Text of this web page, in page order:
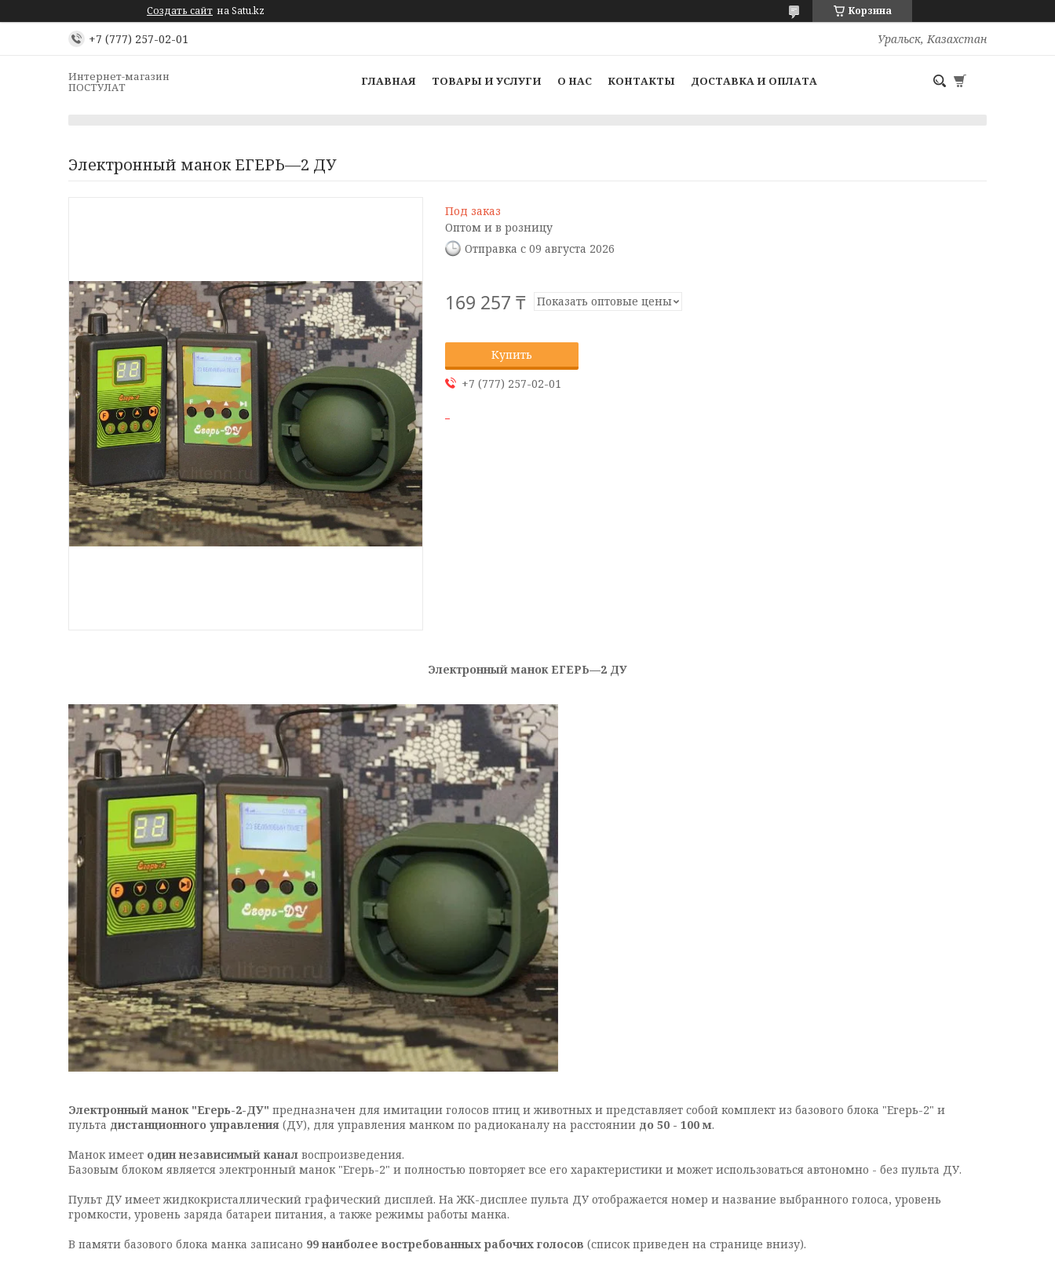
Создать сайт на Satu.kz Корзина
+7 (777) 257-02-01 Уральск, Казахстан
Интернет-магазин
ПОСТУЛАТ ГЛАВНАЯ ТОВАРЫ И УСЛУГИ О НАС КОНТАКТЫ ДОСТАВКА И ОПЛАТА
Электронный манок ЕГЕРЬ—2 ДУ
Под заказ
Оптом и в розницу
Отправка с 09 августа 2026
169 257 ₸ Показать оптовые цены
Купить
+7 (777) 257-02-01
Электронный манок ЕГЕРЬ—2 ДУ
Электронный манок "Егерь-2-ДУ" предназначен для имитации голосов птиц и животных и представляет собой комплект из базового блока "Егерь-2" и
пульта дистанционного управления (ДУ), для управления манком по радиоканалу на расстоянии до 50 - 100 м.
Манок имеет один независимый канал воспроизведения.
Базовым блоком является электронный манок "Егерь-2" и полностью повторяет все его характеристики и может использоваться автономно - без пульта ДУ.
Пульт ДУ имеет жидкокристаллический графический дисплей. На ЖК-дисплее пульта ДУ отображается номер и название выбранного голоса, уровень
громкости, уровень заряда батареи питания, а также режимы работы манка.
В памяти базового блока манка записано 99 наиболее востребованных рабочих голосов (список приведен на странице внизу).